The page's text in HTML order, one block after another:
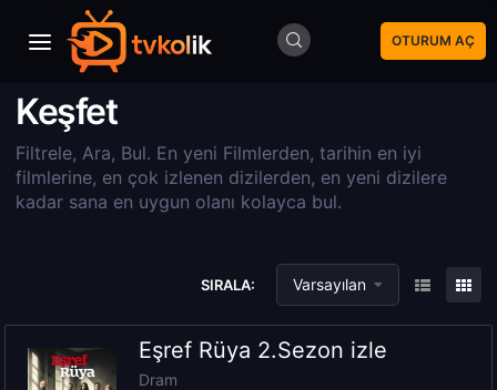
OTURUM AÇ
Keşfet
Filtrele, Ara, Bul. En yeni Filmlerden, tarihin en iyi
filmlerine, en çok izlenen dizilerden, en yeni dizilere
kadar sana en uygun olanı kolayca bul.
SIRALA: Varsayılan
Eşref Rüya 2.Sezon izle
Dram